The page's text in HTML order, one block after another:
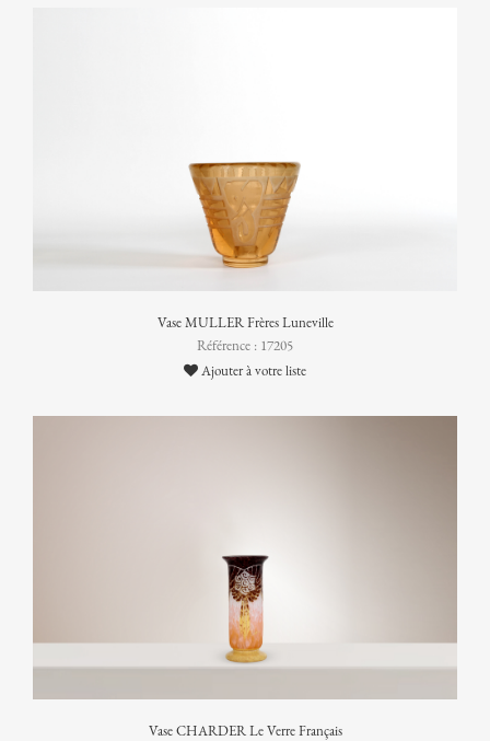
Vase MULLER Frères Luneville
Référence : 17205
Ajouter à votre liste
Vase CHARDER Le Verre Français